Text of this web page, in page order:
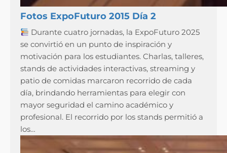
Fotos ExpoFuturo 2015 Día 2
Durante cuatro jornadas, la ExpoFuturo 2025
se convirtió en un punto de inspiración y
motivación para los estudiantes. Charlas, talleres,
stands de actividades interactivas, streaming y
patio de comidas marcaron recorrido de cada
día, brindando herramientas para elegir con
mayor seguridad el camino académico y
profesional. El recorrido por los stands permitió a
los…